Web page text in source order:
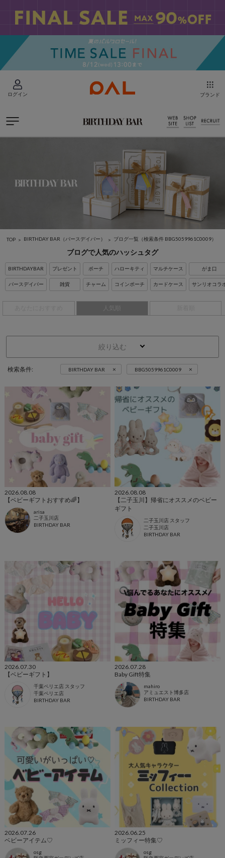
ログイン ブランド
TOP BIRTHDAY BAR（バースデイバー） ブログ一覧 （検索条件 BBG5059961C0009）
ブログで人気のハッシュタグ
BIRTHDAYBAR
バースデイバー
プレゼント
雑貨
ポーチ
チャーム
ハローキティ
コインポーチ
マルチケース
カードケース
がま口
サンリオコラ
人気順
絞り込む
検索条件: BIRTHDAY BAR × BBG5059961C0009 ×
2026.08.08
【ベビーギフトおすすめ🌈】
arisa
二子玉川店
BIRTHDAY BAR
2026.08.08
【二子玉川】帰省にオススメのベビー
ギフト
二子玉川店 スタッフ
二子玉川店
BIRTHDAY BAR
2026.07.30
【ベビーギフト】
千葉ペリエ店 スタッフ
千葉ペリエ店
BIRTHDAY BAR
2026.07.28
Baby Gift特集
mahiro
アミュエスト博多店
BIRTHDAY BAR
2026.07.26
ベビーアイテム♡
osg
2026.06.25
ミッフィー特集♡
osg